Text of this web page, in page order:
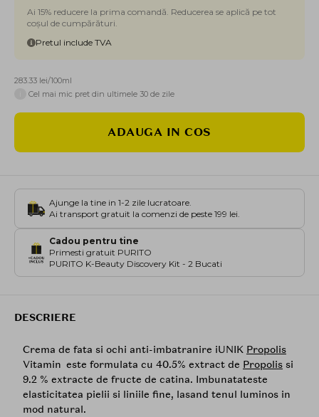
Ai 15% reducere la prima comandă. Reducerea se aplică pe tot
coșul de cumpărături.
Pretul include TVA
283.33 lei/100ml
Cel mai mic pret din ultimele 30 de zile
ADAUGA IN COS
Ajunge la tine in 1-2 zile lucratoare.
Ai transport gratuit la comenzi de peste 199 lei.
Cadou pentru tine
Primesti gratuit PURITO
PURITO K-Beauty Discovery Kit - 2 Bucati
DESCRIERE
Crema de fata si ochi anti-imbatranire iUNIK Propolis
Vitamin este formulata cu 40.5% extract de Propolis si
9.2 % extracte de fructe de catina. Imbunatateste
elasticitatea pielii si liniile fine, lasand tenul luminos in
mod natural.